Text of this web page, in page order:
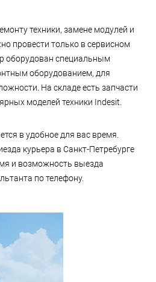
техники, замене модулей и
провести только в сервисном
оборудован специальным
оборудованием, для
На складе есть запчасти
моделей техники Indesit.
в удобное для вас время.
курьера в Санкт-Петребурге
и возможность выезда
по телефону.